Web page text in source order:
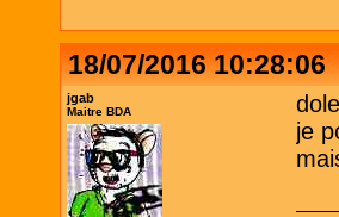
18/07/2016 10:28:06
jgab
Maitre BDA
je